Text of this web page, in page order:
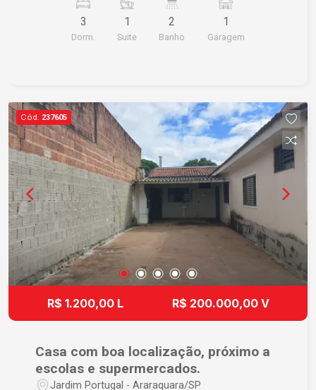
ampla, cozinha com armários, copa, banheiro
social, lavanderia, quarto de despejo, quintal com
churrasqueira e 01 vaga de garagem coberta.
oferece. Agende já uma visita e venha conhecer
seu novo lar!
3
Dorm.
1
Suite
2
Banho
1
Garagem
Cód. 237605
R$ 1.200,00 L R$ 200.000,00 V
Casa com boa localização, próximo a
escolas e supermercados.
Jardim Portugal - Araraquara/SP